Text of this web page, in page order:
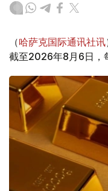
（哈萨克国际通讯社讯
截至2026年8月6日，